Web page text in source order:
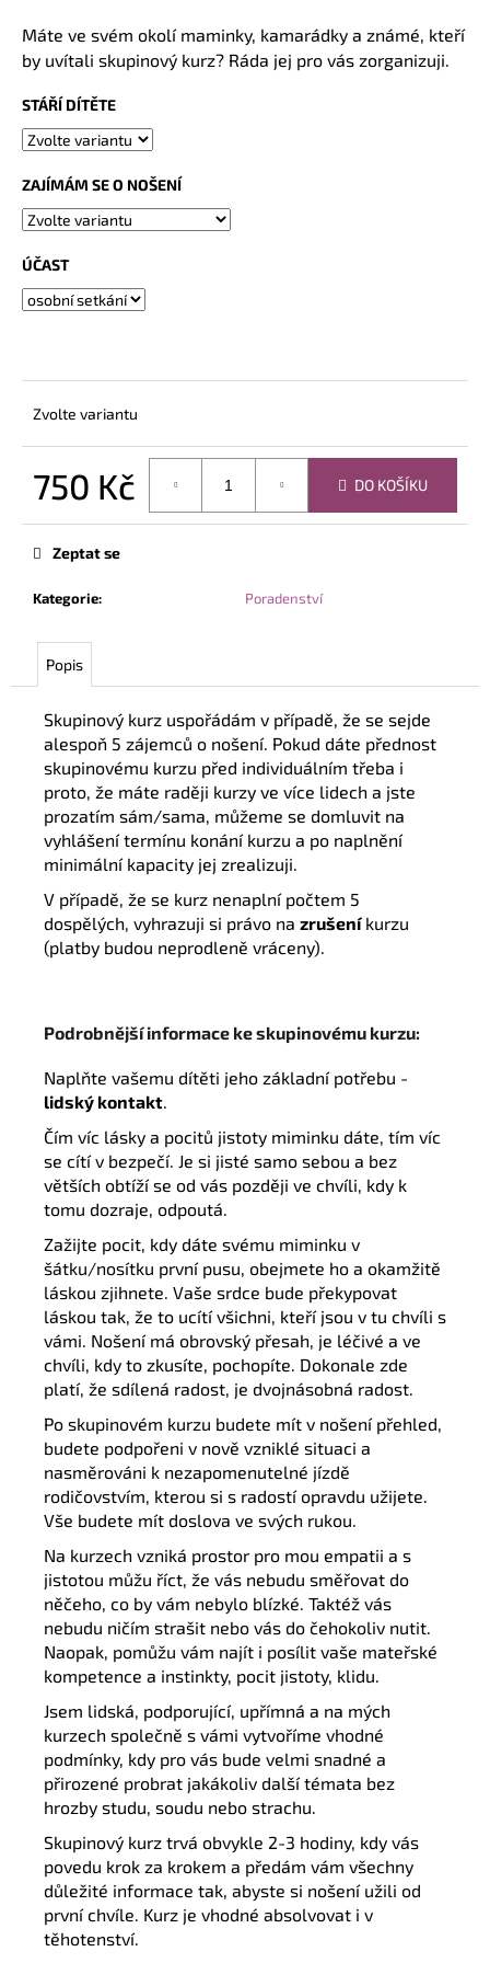
Máte ve svém okolí maminky, kamarádky a známé, kteří
by uvítali skupinový kurz? Ráda jej pro vás zorganizuji.
STÁŘÍ DÍTĚTE
ZAJÍMÁM SE O NOŠENÍ
ÚČAST
Zvolte variantu
750 Kč DO KOŠÍKU
Kategorie: Poradenství
Zeptat se
Popis
Skupinový kurz uspořádám v případě, že se sejde
alespoň 5 zájemců o nošení. Pokud dáte přednost
skupinovému kurzu před individuálním třeba i
proto, že máte raději kurzy ve více lidech a jste
prozatím sám/sama , můžeme se domluvit na
vyhlášení termínu konání kurzu a po naplnění
minimální kapacity jej zrealizuji.
V případě, že se kurz nenaplní počtem 5
dospělých , vyhrazuji si právo na zrušeníkurzu
(platby budou neprodleně vráceny).
Podrobnější informace ke skupinovému kurzu:
Naplňte vašemu dítěti jeho základní potřebu -
lidský kontakt.
Čím víc lásky a pocitů jistoty miminku dáte, tím víc
se cítív bezpečí. Je si jisté samo sebou a bez
větších obtíží se od vás později ve chvíli, kdy k
tomu dozraje, odpoutá.
Zažijte pocit, kdy dáte svému miminku v
šátku/nosítku první pusu, obejmete ho a okamžitě
láskou zjihnete. Vaše srdce bude překypovat
láskou tak, že to ucítí všichni, kteří jsou v tu chvíli s
vámi. Nošení má obrovský přesah, je léčivé a ve
chvíli, kdy to zkusíte, pochopíte. Dokonale zde
platí, že sdílená radost, je dvojnásobná radost.
Po skupinovém kurzu budete mít v nošení přehled,
budete podpořeni v nově vzniklé situaci a
nasměrováni k nezapomenutelné jízdě
rodičovstvím, kterou si s radostí opravdu užijete.
Vše budete mít doslova ve svých rukou.
Na kurzech vzniká prostor pro mou empatii a s
jistotou můžu říct, že vás nebudu směřovat do
něčeho, co by vám nebylo blízké. Taktéž vás
nebudu ničím strašit nebo vás do čehokoliv nutit.
Naopak, pomůžu vám najít i posílit vaše mateřské
kompetence a instinkty, pocit jistoty, klidu.
Jsem lidská, podporující, upřímná a na mých
kurzech společně s vámi vytvoříme vhodné
podmínky, kdy pro vás bude velmi snadné a
přirozené probrat jakákoliv další témata bez
hrozby studu, soudu nebo strachu.
Skupinový kurz trvá obvykle 2-3 hodiny, kdy vás
povedu krok za krokem a předám vám všechny
důležité informace tak, abyste si nošení užili od
první chvíle. Kurz je vhodné absolvovat i v
těhotenství.
a
j
t
?